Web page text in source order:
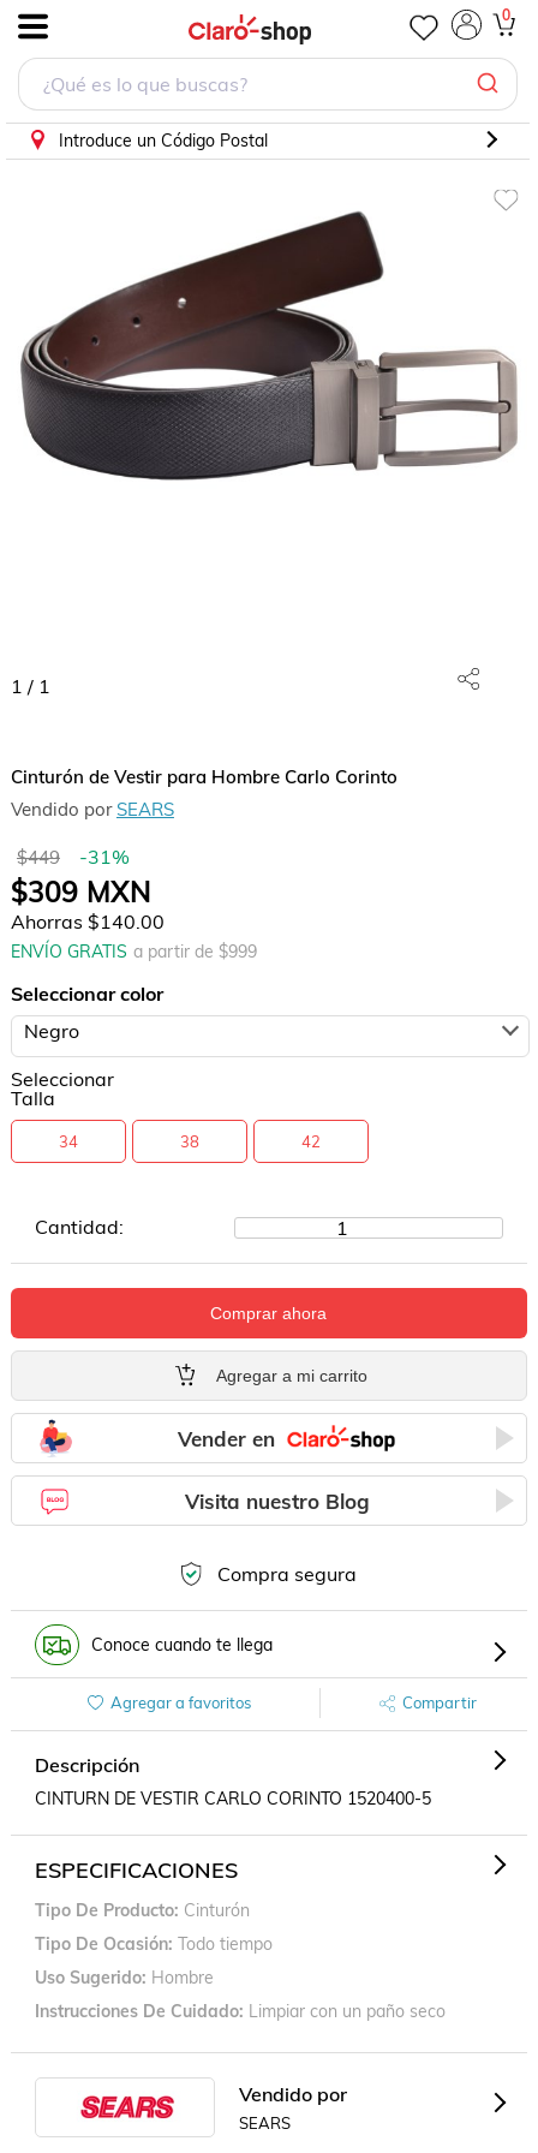
0
Introduce un Código Postal
1 / 1
Cinturón de Vestir para Hombre Carlo Corinto
Vendido por SEARS
$449 -31%
$309MXN
Ahorras $140.00
ENVÍO GRATIS a partir de $999
Seleccionar color
Negro
Seleccionar
Talla
34 38 42
Cantidad: 1
Comprar ahora
Agregar a mi carrito
Vender en
Visita nuestro Blog
Compra segura
Conoce cuando te llega
Agregar a favoritos Compartir
Descripción
CINTURN DE VESTIR CARLO CORINTO 1520400-5
ESPECIFICACIONES
Tipo De Producto Cinturón
Tipo De Ocasión Todo tiempo
Uso Sugerido Hombre
Instrucciones De Cuidado Limpiar con un paño seco
Vendido por
SEARS
Cinturón de Vestir para Hombre Carlo Corinto